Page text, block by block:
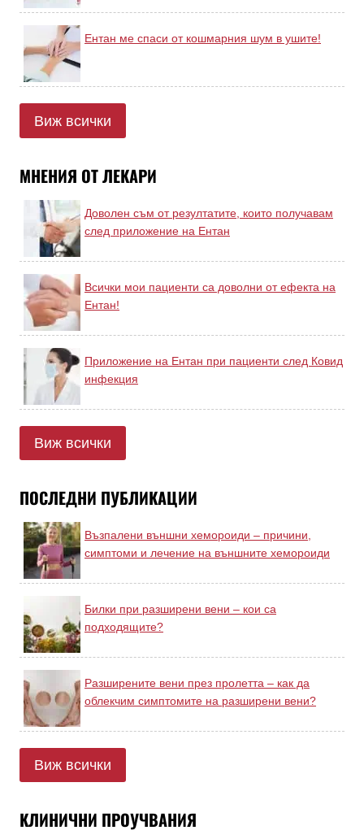
Ентан ме спаси от кошмарния шум в ушите!
Виж всички
МНЕНИЯ ОТ ЛЕКАРИ
Доволен съм от резултатите, които получавам
след приложение на Ентан
Всички мои пациенти са доволни от ефекта на
Ентан!
Приложение на Ентан при пациенти след Ковид
инфекция
Виж всички
ПОСЛЕДНИ ПУБЛИКАЦИИ
Възпалени външни хемороиди – причини,
симптоми и лечение на външните хемороиди
Билки при разширени вени – кои са
подходящите?
Разширените вени през пролетта – как да
облекчим симптомите на разширени вени?
Виж всички
КЛИНИЧНИ ПРОУЧВАНИЯ